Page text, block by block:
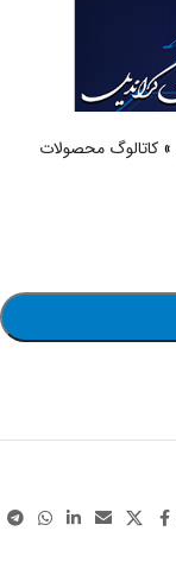
» کاتالوگ محصولات